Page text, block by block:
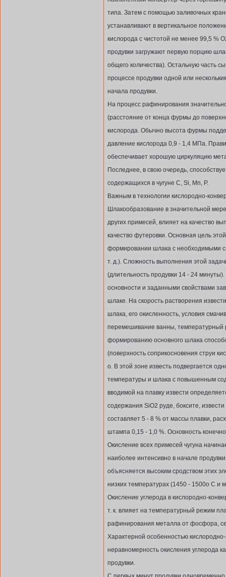
типа. Затем с помощью заливочных
устанавливают в вертикальное
кислорода с чистотой не менее 99,5 %
продувки загружают первую порцию
общего количества). Остальную часть
процессе продувки одной или
начала продувки.
На процесс рафинирования
(расстояние от конца фурмы до
кислорода. Обычно высота фурмы
давление кислорода 0,9 - 1,4 МПа.
обеспечивает хорошую циркуляцию
Последнее, в свою очередь,
содержащихся в чугуне C, Si, Mn, P.
Важным в технологии кислородно-
Шлакообразование в значительной
других примесей, влияет на качество
качество футеровки. Основная цель
формировании шлака с необходимыми
т. д.). Сложность выполнения этой
(длительность продувки 14 - 24
основности и заданными свойствами
шлаке. На скорость растворения
шлака, его окисленность, условия
перемешивание ванны, температурный
формированию основного шлака
(поверхность соприкосновения струи
о. В этой зоне известь подвергается
температуры и шлака с повышенным
вводимой на плавку извести
содержания SiO2 руде, боксите,
составляет 5 - 8 % от массы плавки,
штампа 0,15 - 1,0 %. Основность
Окисление всех примесей чугуна
наиболее интенсивно в начале
объясняется высоким сродством этих
низких температурах (1450 - 1500о С и
Окисление углерода в кислородно-
т. к. влияет на температурный режим
рафинирования металла от фосфора,
Характерной особенностью
неравномерность окисления углерода
продувки.